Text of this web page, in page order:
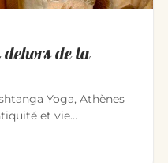
dehors de la
Yoga, Athènes
et vie